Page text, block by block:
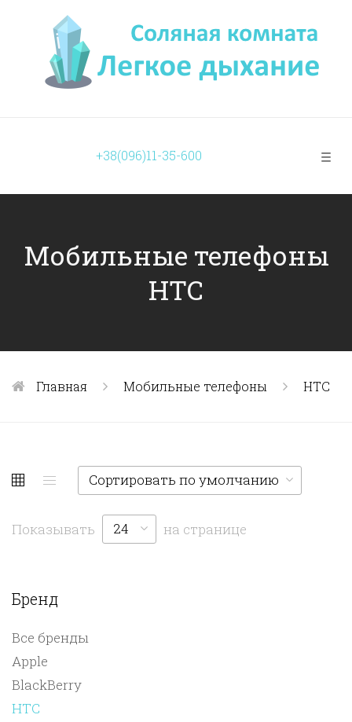
+38(096)11-35-600
Мобильные телефоны
HTC
Главная Мобильные телефоны HTC
Сортировать по умолчанию
Показывать 24 на странице
Бренд
Все бренды
Apple
BlackBerry
HTC